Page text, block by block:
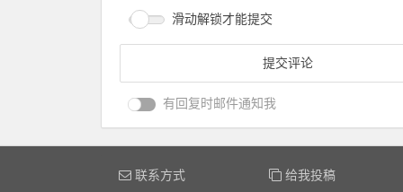
滑动解锁才能提交
有回复时邮件通知我
联系方式 给我投稿